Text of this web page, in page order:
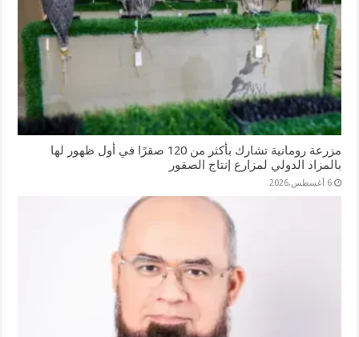
مزرعة رومانية تشارك بأكثر من 120 صقرًا في أول ظهور لها
بالمزاد الدولي لمزارع إنتاج الصقور
6 أغسطس,2026